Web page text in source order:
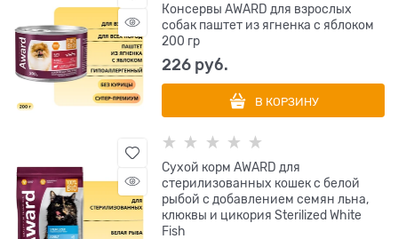
Консервы AWARD для взрослых
собак паштет из ягненка с яблоком
200 гр
226 руб.
В КОРЗИНУ
Сухой корм AWARD для
стерилизованных кошек с белой
рыбой с добавлением семян льна,
клюквы и цикория Sterilized White
Fish